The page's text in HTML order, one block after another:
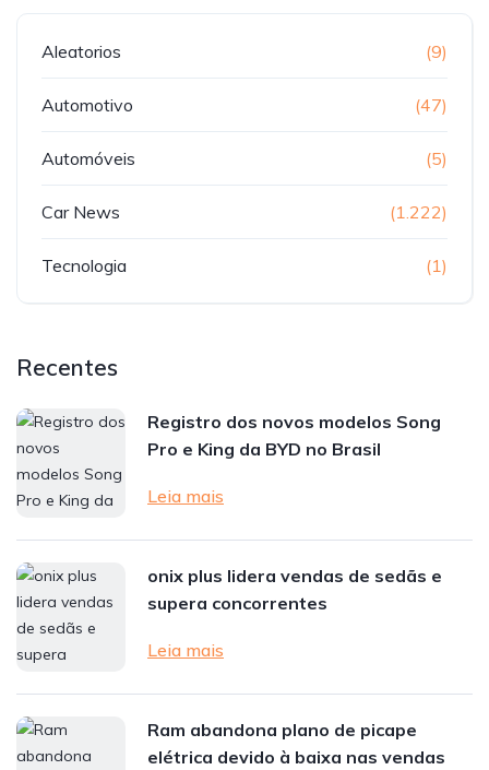
Aleatorios (9)
Automotivo (47)
Automóveis (5)
Car News (1.222)
Tecnologia (1)
Recentes
Registro dos novos modelos Song
Pro e King da BYD no Brasil
Leia mais
onix plus lidera vendas de sedãs e
supera concorrentes
Leia mais
Ram abandona plano de picape
elétrica devido à baixa nas vendas